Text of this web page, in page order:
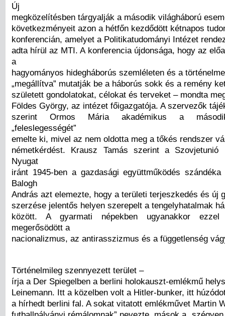
Új
megközelítésben tárgyalják a második világháború
következményeit azon a hétfőn kezdődött kétnapos
konferencián, amelyet a Politikatudományi Intézet
adta hírül az MTI. A konferencia újdonsága, hogy az
a
hagyományos hidegháborús szemléleten és a
„megállítva” mutatják be a háborús sokk és a remény
született gondolatokat, célokat és terveket – mondta
Földes György, az intézet főigazgatója. A szervezők
szerint Ormos Mária akadémikus a
„feleslegességét”
emelte ki, mivel az nem oldotta meg a tőkés rendszer
németkérdést. Krausz Tamás szerint a Szovjetunió
Nyugat
iránt 1945-ben a gazdasági együttműködés
Balogh
András azt elemezte, hogy a területi terjeszkedés és új
szerzése jelentős helyen szerepelt a tengelyhatalmak
között. A gyarmati népekben ugyanakkor ezzel
megerősödött a
nacionalizmus, az antirasszizmus és a függetlenség
Történelmileg szennyezett terület –
írja a Der Spiegelben a berlini holokauszt-emlékmű
Leinemann. Itt a közelben volt a Hitler-bunker, itt
a hírhedt berlini fal. A sokat vitatott emlékművet Martin